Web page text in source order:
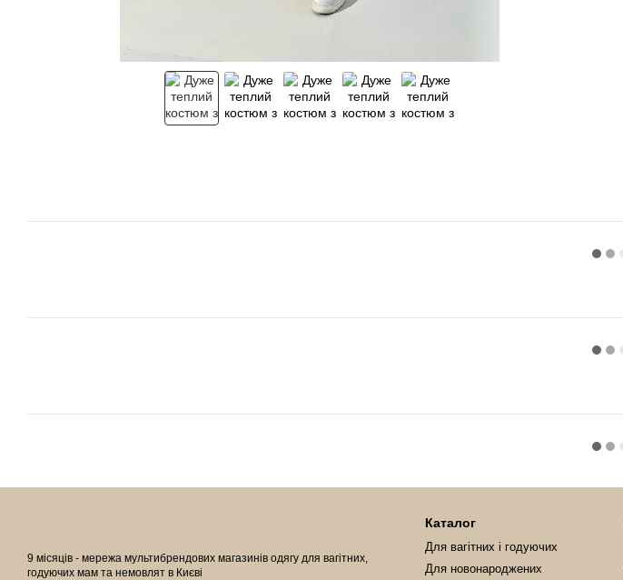
9 місяців - мережа мультибрендових магазинів одягу для вагітних,
годуючих мам та немовлят в Києві
Каталог
Для вагітних і годуючих
Для новонароджених